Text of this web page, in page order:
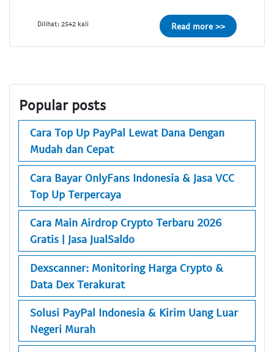
Dilihat: 2542 kali Read more >>
Popular posts
Cara Top Up PayPal Lewat Dana Dengan
Mudah dan Cepat
Cara Bayar OnlyFans Indonesia & Jasa VCC
Top Up Terpercaya
Cara Main Airdrop Crypto Terbaru 2026
Gratis | Jasa JualSaldo
Dexscanner: Monitoring Harga Crypto &
Data Dex Terakurat
Solusi PayPal Indonesia & Kirim Uang Luar
Negeri Murah